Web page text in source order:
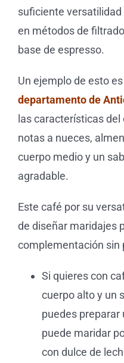
suficiente
en métodos de
base de espresso.
Un ejemplo de esto es
departamento de
las características
notas a nueces,
cuerpo medio y un
agradable.
Este café por su
de diseñar maridajes
complementación sin
Si quieres con
cuerpo alto y un
puedes preparar
puede maridar
con dulce de